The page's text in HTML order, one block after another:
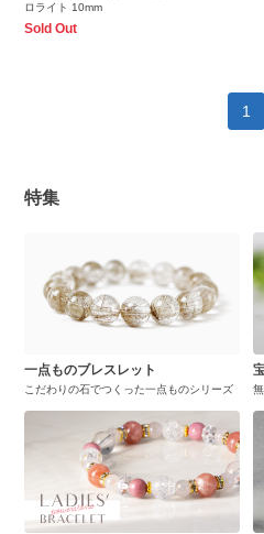
ロライト 10mm
Sold Out
1
特集
一点ものブレスレット
こだわりの石でつくった一点ものシリーズ